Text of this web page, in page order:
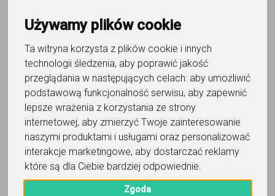
Używamy plików cookie
Ta witryna korzysta z plików cookie i innych
technologii śledzenia, aby poprawić jakość
przeglądania w następujących celach: aby umożliwić
podstawową funkcjonalność serwisu, aby zapewnić
lepsze wrażenia z korzystania ze strony
internetowej, aby zmierzyć Twoje zainteresowanie
naszymi produktami i usługami oraz personalizować
interakcje marketingowe, aby dostarczać reklamy
które są dla Ciebie bardziej odpowiednie.
Zgoda
Oznacz wystąpienie kontaktu
Pamela